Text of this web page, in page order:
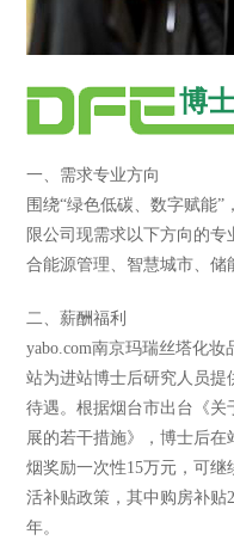
博
一、需求专业方向
围绕“绿色低碳、数字赋能”
限公司现需求以下方向的
合能源管理、智慧城市、储
二、薪酬福利
yabo.com南京玛瑞丝塔化
站为进站博士后研究人员提
待遇。根据烟台市出台《
展的若干措施》，博士后在
烟奖励一次性15万元，可
活补贴政策，其中购房补贴
年。